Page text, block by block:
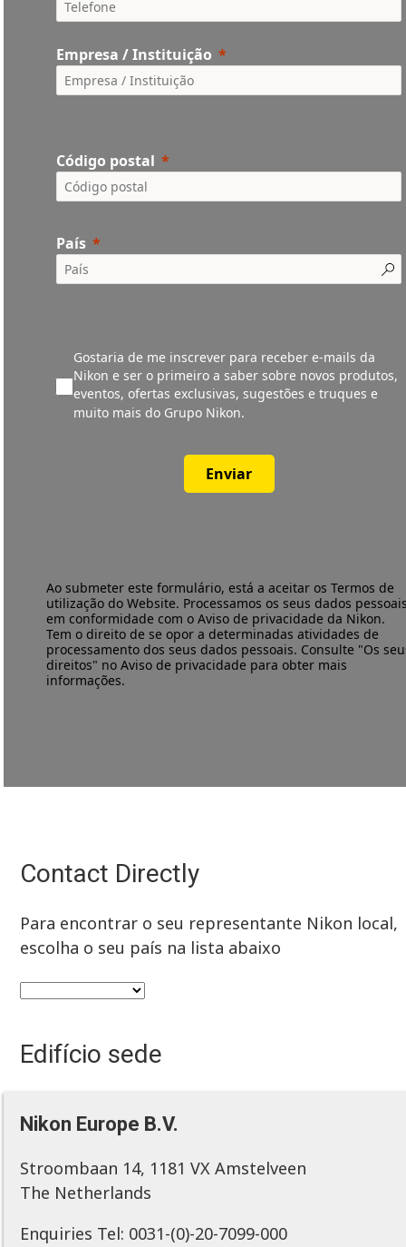
Empresa / Instituição
Código postal
País
Gostaria de me inscrever para receber e-mails da
Nikon e ser o primeiro a saber sobre novos produtos,
eventos, ofertas exclusivas, sugestões e truques e
muito mais do Grupo Nikon.
Enviar
Ao submeter este formulário, está a aceitar osTermos de
utilização do Website. Processamos os seus dados
em conformidade com oAviso de privacidade da Nikon.
Tem o direito de se opor a determinadas atividades de
processamento dos seus dados pessoais. Consulte "Os
direitos" no Aviso de privacidade para obter mais
informações.
Contact Directly
Para encontrar o seu representante Nikon local,
escolha o seu país na lista abaixo
Edifício sede
Nikon Europe B.V.
Stroombaan 14, 1181 VX Amstelveen
The Netherlands
Enquiries Tel: 0031-(0)-20-7099-000